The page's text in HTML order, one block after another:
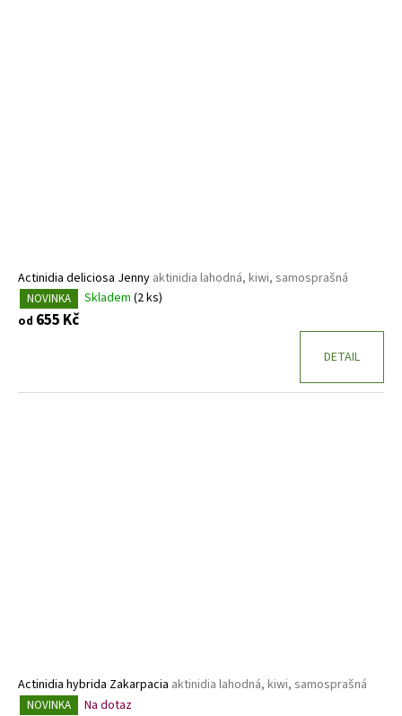
Actinidia deliciosa Jenny aktinidia lahodná, kiwi, samosprašná
NOVINKA Skladem (2 ks)
od 655 Kč
DETAIL
Actinidia hybrida Zakarpacia aktinidia lahodná, kiwi, samosprašná
NOVINKA Na dotaz